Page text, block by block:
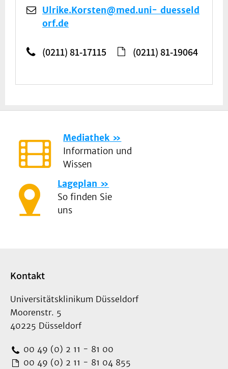
Ulrike.Korsten@med.uni- duesseld
orf.de
(0211) 81-17115 (0211) 81-19064
Mediathek
Information und
Wissen
Lageplan
So finden Sie
uns
Kontakt
Universitätsklinikum Düsseldorf
Moorenstr. 5
40225 Düsseldorf
00 49 (0) 2 11 - 81 00
00 49 (0) 2 11 - 81 04 855